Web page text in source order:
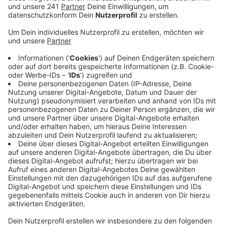
die Uni und die Bafin zusammengetan. Jetzt haben
sie sich in Sachen Friedrich-Ebert-Brücke direkt an
das Bundesverkehrsministerium gewandt.
Anzeige
In einem offenen Brief an Bundesverkehrsminister
Schnieder fordern die Bonner Unternehmen und
Institutionen deutlich schnellere Planungs- und
Genehmigungsverfahren für die Infrastruktur. Sie
wollen schlanke Verfahren und verbindliche Fristen,
außerdem genügend Geld, um die dringend
notwendigen Projekte umzusetzen. Denn die Bonner
Wirtschaft sei abhängig von einer funktionierenden und
leistungsfähigen Infrastruktur. Die Nordbrücken-
Sperrung bringe Bonn als erfolgreichen und wichtigen